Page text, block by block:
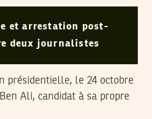
et arrestation post-
deux journalistes
présidentielle, le 24 octobre
Ali, candidat à sa propre